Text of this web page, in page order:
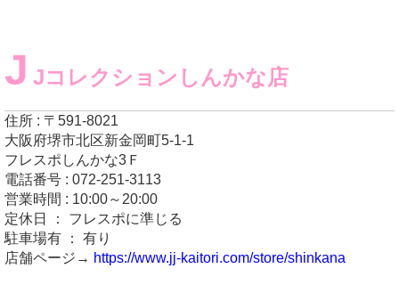
J Jコレクションしんかな店
住所 : 〒591-8021
大阪府堺市北区新金岡町5-1-1
フレスポしんかな3Ｆ
電話番号 : 072-251-3113
営業時間 : 10:00～20:00
定休日 ： フレスポに準じる
駐車場有 ： 有り
店舗ページ→ https://www.jj-kaitori.com/store/shinkana